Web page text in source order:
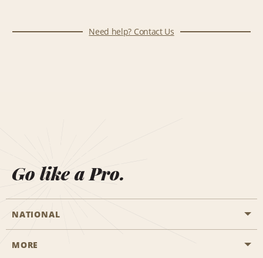
Need help? Contact Us
Go like a Pro.
NATIONAL
Start a Reservation
MORE